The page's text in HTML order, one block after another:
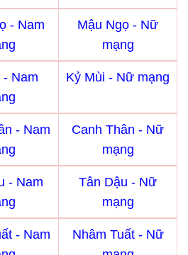
- Nam
Mậu Ngọ - Nữ
mạng
- Nam
Kỷ Mùi - Nữ mạng
- Nam
Canh Thân - Nữ
mạng
- Nam
Tân Dậu - Nữ
mạng
- Nam
Nhâm Tuất - Nữ